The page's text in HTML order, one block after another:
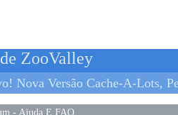
ZooValley
Nova Versão Cache-A-Lots, Pesca Com Lotes
- Ajuda E FAQ